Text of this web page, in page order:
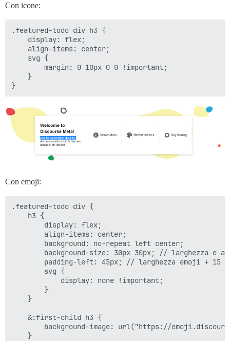
Con icone:
.featured-todo div h3 {
    display: flex;
    align-items: center;
    svg {
        margin: 0 10px 0 0 !important;
    }
Con emoji:
.featured-todo div {
    h3 {
        display: flex;
        align-items: center;
        background: no-repeat left center;
background-size: 30px 30px; // larghezza e
padding-left: 45px; // larghezza emoji + 15
        svg {
            display: none !important;
        }
    }
    &:first-child h3 {
background-image: url("https://
    }